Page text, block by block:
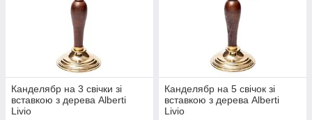
Канделябр на 3 свічки зі
вставкою з дерева Alberti
Livio
Канделябр на 5 свічок зі
вставкою з дерева Alberti
Livio